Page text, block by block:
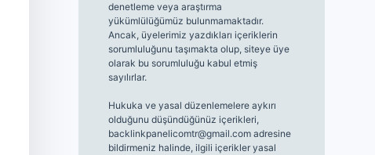
denetleme veya araştırma
yükümlülüğümüz bulunmamaktadır.
Ancak, üyelerimiz yazdıkları içeriklerin
sorumluluğunu taşımakta olup, siteye üye
olarak bu sorumluluğu kabul etmiş
sayılırlar.
Hukuka ve yasal düzenlemelere aykırı
olduğunu düşündüğünüz içerikleri,
backlinkpanelicomtr@gmail.comadresine
bildirmeniz halinde, ilgili içerikler yasal